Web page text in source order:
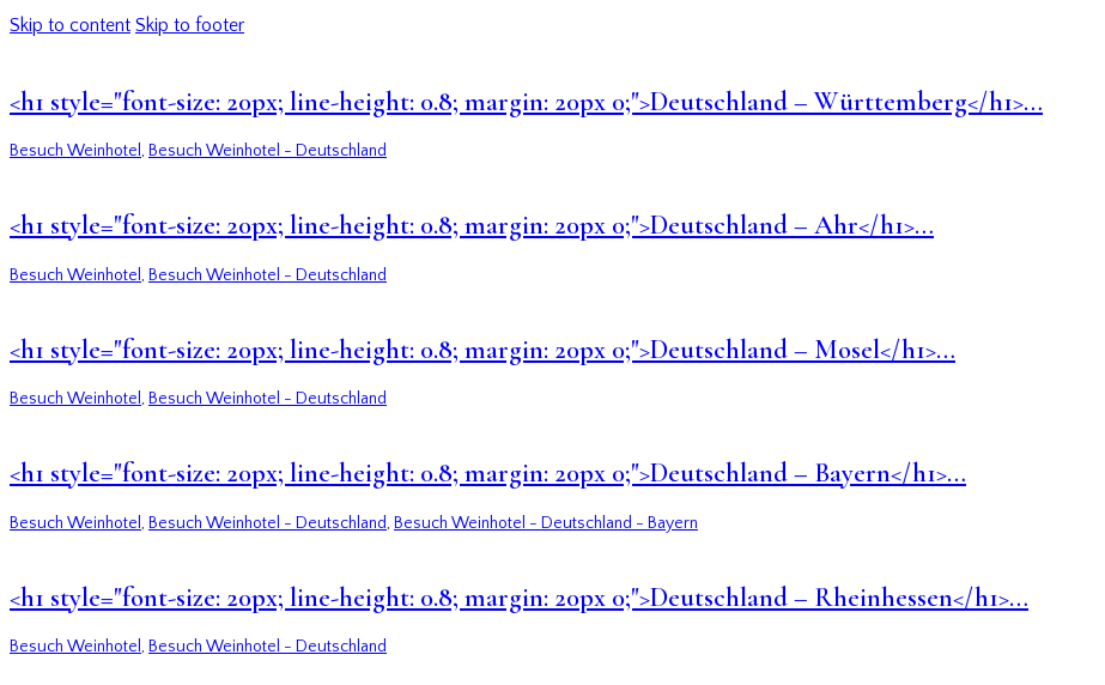
Skip to content Skip to footer
<h1 style="font-size: 20px; line-height: 0.8; margin: 20px 0;">Deutschland – Württemberg</h1>…
Besuch Weinhotel, Besuch Weinhotel - Deutschland
<h1 style="font-size: 20px; line-height: 0.8; margin: 20px 0;">Deutschland – Ahr</h1>…
Besuch Weinhotel , Besuch Weinhotel - Deutschland
<h1 style="font-size: 20px; line-height: 0.8; margin: 20px 0;">Deutschland – Mosel</h1>…
Besuch Weinhotel , Besuch Weinhotel - Deutschland
<h1 style="font-size: 20px; line-height: 0.8; margin: 20px 0;">Deutschland – Bayern</h1>…
Besuch Weinhotel , Besuch Weinhotel - Deutschland, Besuch Weinhotel - Deutschland - Bayern
<h1 style="font-size: 20px; line-height: 0.8; margin: 20px 0;">Deutschland – Rheinhessen</h1>…
Besuch Weinhotel , Besuch Weinhotel - Deutschland